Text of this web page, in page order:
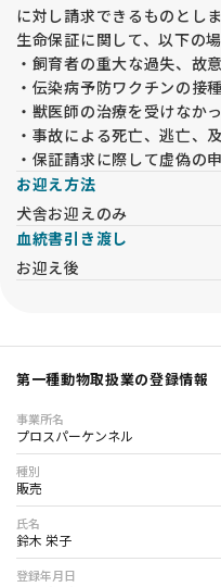
に対し請求できるものとしま
生命保証に関して、以下の
・飼育者の重大な過失、故
・伝染病予防ワクチンの接
・獣医師の治療を受けなか
・事故による死亡、逃亡、
・保証請求に際して虚偽の
お迎え方法
犬舎お迎えのみ
血統書引き渡し
お迎え後
第一種動物取扱業の登録情報
事業所名
プロスパーケンネル
種別
販売
氏名
鈴木 栄子
登録年月日